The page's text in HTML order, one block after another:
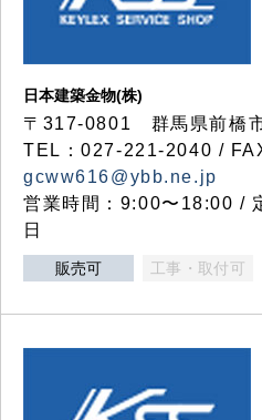
日本建築金物(株)
〒317‐0801 群馬県前橋
TEL：027-221-2040 /
gcww616@ybb.ne.jp
営業時間：9:00〜18:00 /
日
販売可 工事・取付可